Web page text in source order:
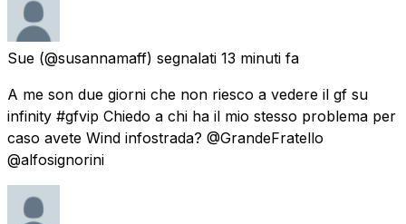
Sue (@susannamaff) segnalati 13 minuti fa
A me son due giorni che non riesco a vedere il gf su
infinity #gfvip Chiedo a chi ha il mio stesso problema per
caso avete Wind infostrada? @GrandeFratello
@alfosignorini